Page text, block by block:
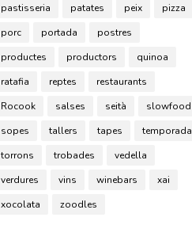
pastisseria
patates peix
pizza
porc
portada
postres
productes
productors
quinoa
ratafia
reptes
restaurants
Rocook
salses seità
slowfood
sopes
tallers tapes
temporada
torrons
trobades
vedella
verdures
vins winebars
xai
xocolata
zoodles